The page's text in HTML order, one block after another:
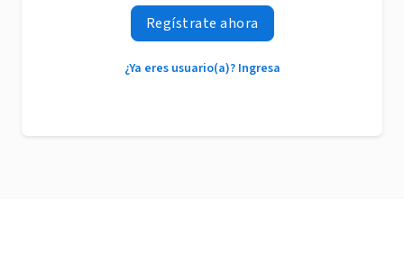
Regístrate ahora
¿Ya eres usuario(a)? Ingresa